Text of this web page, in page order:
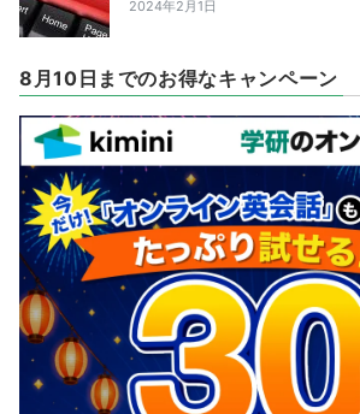
2024年2月1日
8月10日までのお得なキャンペーン